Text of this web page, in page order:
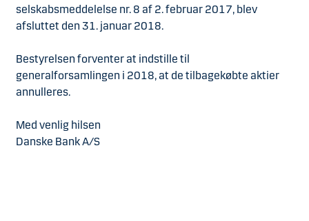
selskabsmeddelelse nr. 8 af 2. februar 2017, blev
afsluttet den 31. januar 2018.
Bestyrelsen forventer at indstille til
generalforsamlingen i 2018, at de tilbagekøbte aktier
annulleres.
Med venlig hilsen
Danske Bank A/S